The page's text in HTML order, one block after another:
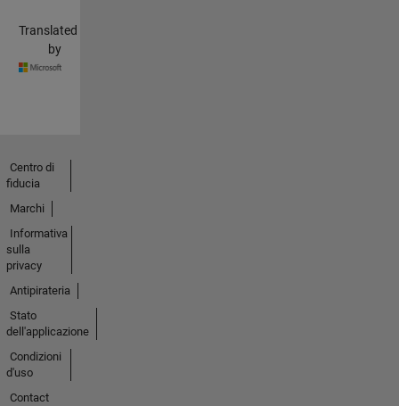
Translated
by
Centro di
fiducia
Marchi
Informativa
sulla
privacy
Antipirateria
Stato
dell'applicazione
Condizioni
d'uso
Contact